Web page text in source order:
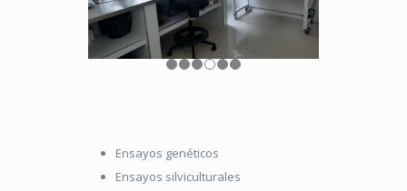
Ensayos genéticos
Ensayos silviculturales